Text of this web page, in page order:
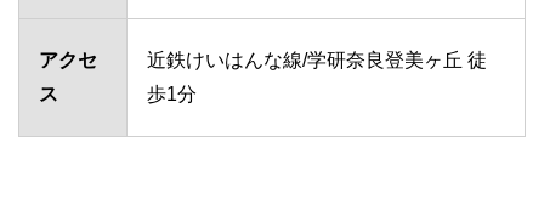
アクセ
ス
近鉄けいはんな線/学研奈良登美ヶ丘 徒
歩1分